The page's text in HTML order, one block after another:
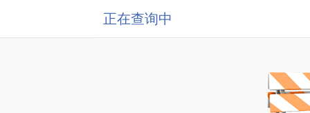
正在查询中